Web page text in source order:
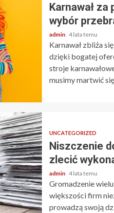
Karnawał
wybór
admin 4 lata temu
Karnawał zbliża
dzięki bogatej
stroje
musimy martwić się
UNCATEGORIZED
Niszczenie
zlecić
admin 4 lata temu
Gromadzenie
większości firm
prowadzą swoją